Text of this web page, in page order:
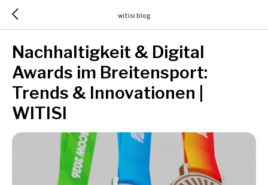
witisi blog
Nachhaltigkeit & Digital
Awards im Breitensport:
Trends & Innovationen |
WITISI